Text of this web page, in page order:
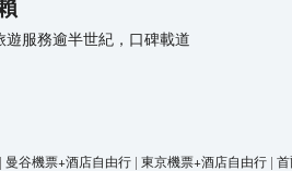
遊服務逾半世紀，口碑載道
| 曼谷機票+酒店自由行 | 東京機票+酒店自由行 |